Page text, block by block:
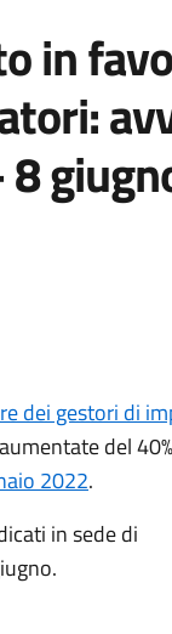
in
dei gestori di
del
2022.
in sede di